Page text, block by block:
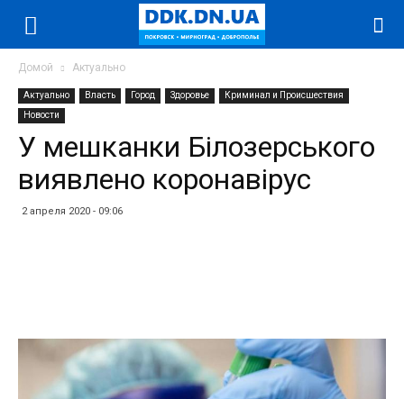
Домой Актуально
Актуально Власть Город Здоровье
Криминал и Происшествия
Новости
У мешканки Білозерського
виявлено коронавірус
2 апреля 2020 - 09:06